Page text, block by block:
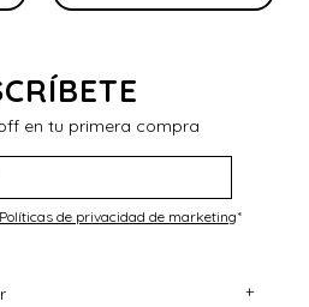
en tu primera compra
Políticas de privacidad de marketing*
+